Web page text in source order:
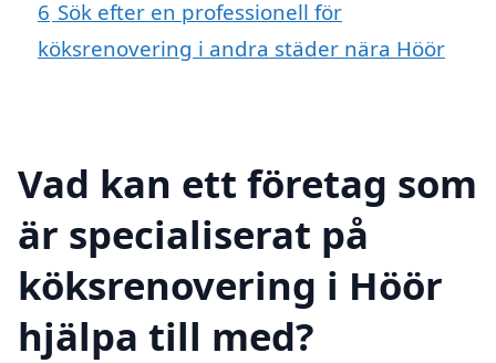
6 Sök efter en professionell för
köksrenovering i andra städer nära Höör
Vad kan ett företag som
är specialiserat på
köksrenovering i Höör
hjälpa till med?